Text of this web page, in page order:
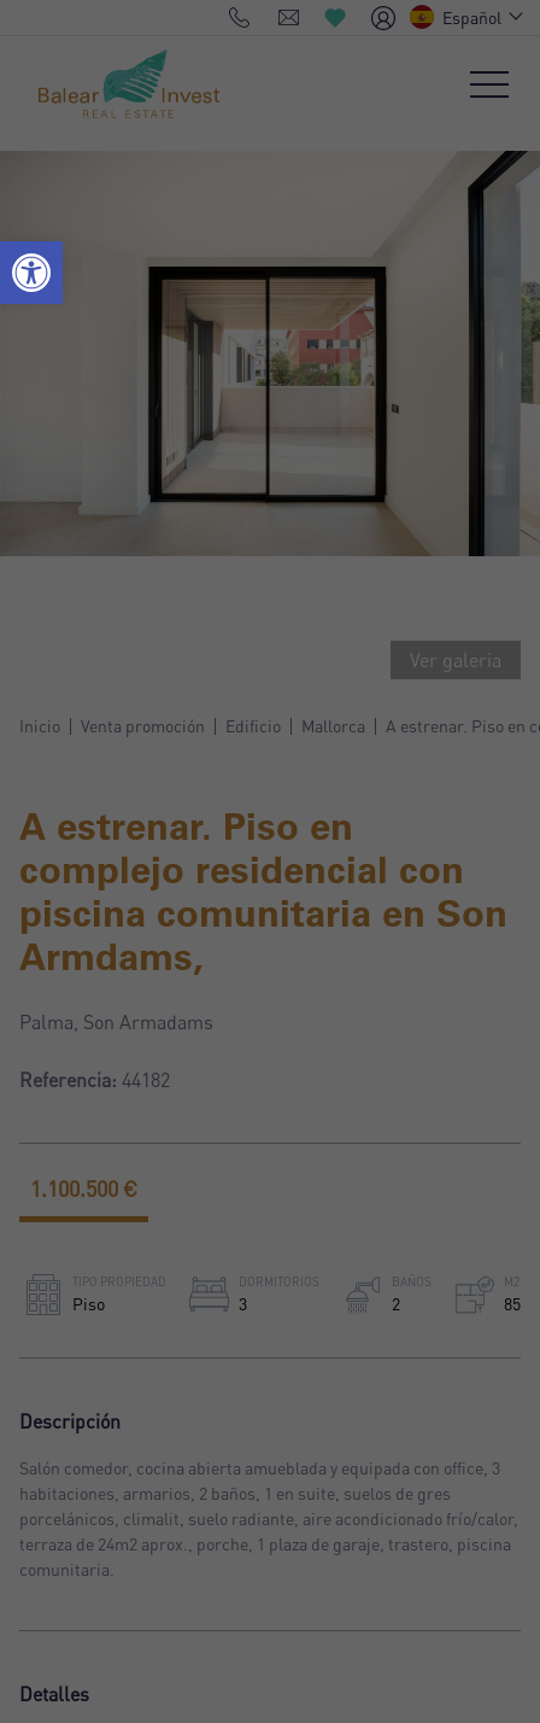
Español
Ver galeria
Inicio Venta promoción Edificio Mallorca A estrenar. Piso en
A estrenar. Piso en
complejo residencial con
piscina comunitaria en Son
Armdams,
Palma, Son Armadams
Referencia: 44182
TIPO PROPIEDAD
Piso
DORMITORIOS
3
BAÑOS
2
M2
85
1.100.500 €
Descripción
Salón comedor, cocina abierta amueblada y equipada con office, 3
habitaciones, armarios, 2 baños, 1 en suite, suelos de gres
porcelánicos, climalit, suelo radiante, aire acondicionado frío/calor,
terraza de 24m2 aprox., porche, 1 plaza de garaje, trastero, piscina
comunitaria.
Detalles